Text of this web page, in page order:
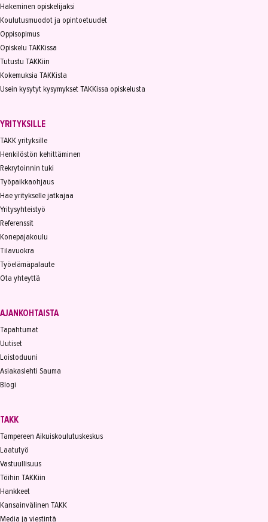
Hakeminen opiskelijaksi
Koulutusmuodot ja opintoetuudet
Oppisopimus
Opiskelu TAKKissa
Tutustu TAKKiin
Kokemuksia TAKKista
Usein kysytyt kysymykset TAKKissa opiskelusta
YRITYKSILLE
TAKK yrityksille
Henkilöstön kehittäminen
Rekrytoinnin tuki
Työpaikkaohjaus
Hae yritykselle jatkajaa
Yritysyhteistyö
Referenssit
Konepajakoulu
Tilavuokra
Työelämäpalaute
Ota yhteyttä
AJANKOHTAISTA
Tapahtumat
Uutiset
Loistoduuni
Asiakaslehti Sauma
Blogi
TAKK
Tampereen Aikuiskoulutuskeskus
Laatutyö
Vastuullisuus
Töihin TAKKiin
Hankkeet
Kansainvälinen TAKK
Media ja viestintä